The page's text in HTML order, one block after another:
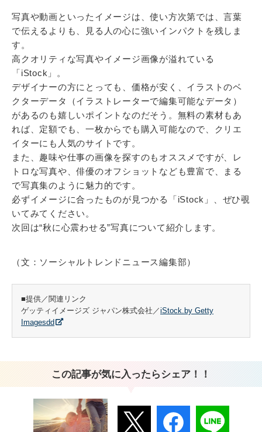
写真や動画といったイメージは、使い方次第では、言葉
で伝えるよりも、見る人の心に強いインパクトを残しま
す。
高クオリティな写真やイメージ画像が溢れている
「iStock」。
デザイナーの方にとっても、価格が安く、イラストのベ
クターデータ（イラストレーターで編集可能なデータ）
があるのも嬉しいポイントなのだそう。無料の素材もあ
れば、定額でも、一枚からでも購入可能なので、クリエ
イターにも人気のサイトです。
また、趣味や仕事の画像を探すのもオススメですが、レ
トロな写真や、俳優のオフショットなども豊富で、まる
で写真集のように魅力的です。
必ずイメージに合ったものが見つかる「iStock」、ぜひ覗
いてみてください。
次回は“秋に心震わせる”写真について紹介します。
（文：ソーシャルトレンドニュース編集部）
■提供／関連リンク
ゲッティイメージズ ジャパン株式会社／iStock.by Getty
Imagesdd
この記事が気に入ったらシェア！！